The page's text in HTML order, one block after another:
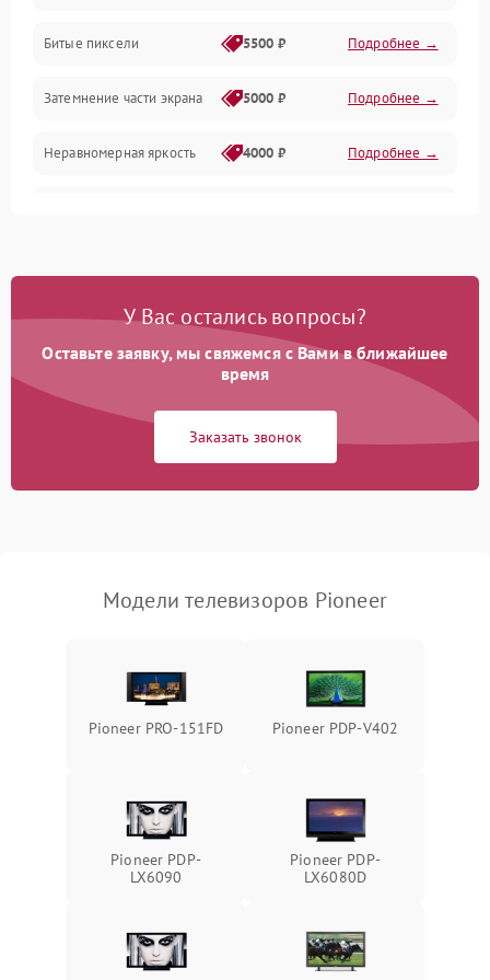
Механические повреждения
Программное обеспечение
Сеть и подключения
Аудио
Сетевая
Битые пиксели 5500 ₽ Подробнее →
Затемнение части экрана 5000 ₽ Подробнее →
Неравномерная яркость 4000 ₽ Подробнее →
У Вас остались вопросы?
Оставьте заявку, мы свяжемся с Вами в ближайшее
время
Заказать звонок
Модели телевизоров Pioneer
Pioneer PRO-151FD Pioneer PDP-V402
Pioneer PDP-
LX6090
Pioneer PDP-
LX6080D